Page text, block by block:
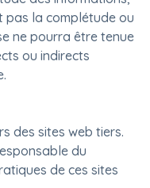
la complétude ou
ne pourra être tenue
ou indirects
des sites web tiers.
du
de ces sites